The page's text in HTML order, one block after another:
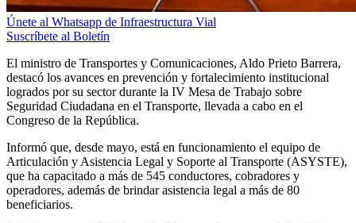
Únete al Whatsapp de Infraestructura Vial
Suscríbete al Boletín
El ministro de Transportes y Comunicaciones, Aldo Prieto Barrera,
destacó los avances en prevención y fortalecimiento institucional
logrados por su sector durante la IV Mesa de Trabajo sobre
Seguridad Ciudadana en el Transporte, llevada a cabo en el
Congreso de la República.
Informó que, desde mayo, está en funcionamiento el equipo de
Articulación y Asistencia Legal y Soporte al Transporte (ASYSTE),
que ha capacitado a más de 545 conductores, cobradores y
operadores, además de brindar asistencia legal a más de 80
beneficiarios.